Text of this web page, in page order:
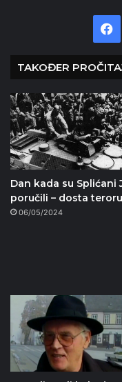
TAKOĐER
Dan kada su Splićani
poručili – dosta
06/05/2024